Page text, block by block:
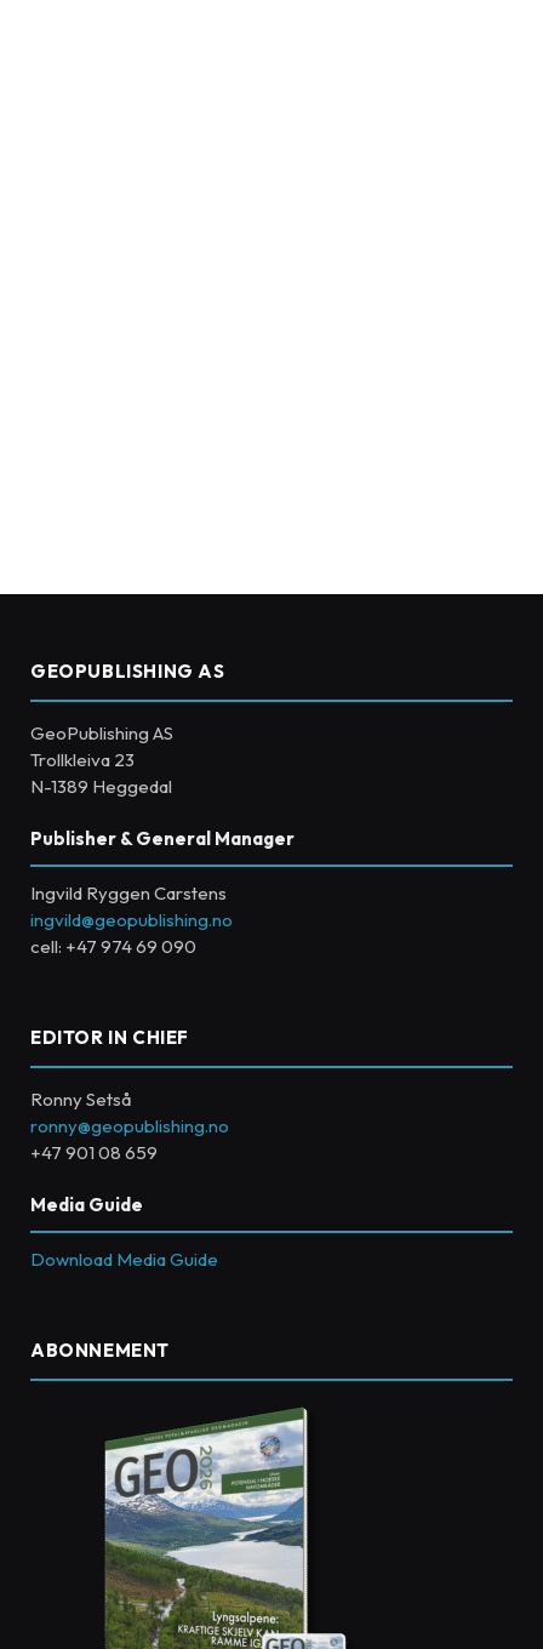
GEOPUBLISHING AS
GeoPublishing AS
Trollkleiva 23
N-1389 Heggedal
Publisher & General Manager
Ingvild Ryggen Carstens
ingvild@geopublishing.no
cell: +47 974 69 090
EDITOR IN CHIEF
Ronny Setså
ronny@geopublishing.no
+47 901 08 659
Media Guide
Download Media Guide
ABONNEMENT